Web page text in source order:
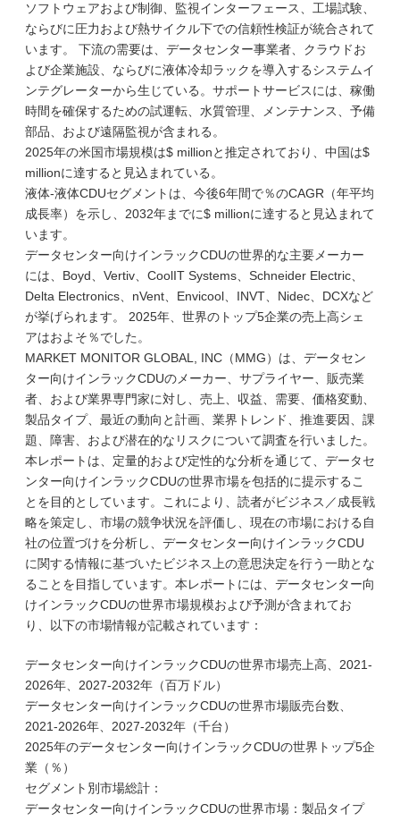
ソフトウェアおよび制御、監視インターフェース、工場試験、
ならびに圧力および熱サイクル下での信頼性検証が統合されて
います。 下流の需要は、データセンター事業者、クラウドお
よび企業施設、ならびに液体冷却ラックを導入するシステムイ
ンテグレーターから生じている。サポートサービスには、稼働
時間を確保するための試運転、水質管理、メンテナンス、予備
部品、および遠隔監視が含まれる。
2025年の米国市場規模は$ millionと推定されており、中国は$
millionに達すると見込まれている。
液体-液体CDUセグメントは、今後6年間で％のCAGR（年平均
成長率）を示し、2032年までに$ millionに達すると見込まれて
います。
データセンター向けインラックCDUの世界的な主要メーカー
には、Boyd、Vertiv、CoolIT Systems、Schneider Electric、
Delta Electronics、nVent、Envicool、INVT、Nidec、DCXなど
が挙げられます。 2025年、世界のトップ5企業の売上高シェ
アはおよそ％でした。
MARKET MONITOR GLOBAL, INC（MMG）は、データセン
ター向けインラックCDUのメーカー、サプライヤー、販売業
者、および業界専門家に対し、売上、収益、需要、価格変動、
製品タイプ、最近の動向と計画、業界トレンド、推進要因、課
題、障害、および潜在的なリスクについて調査を行いました。
本レポートは、定量的および定性的な分析を通じて、データセ
ンター向けインラックCDUの世界市場を包括的に提示するこ
とを目的としています。これにより、読者がビジネス／成長戦
略を策定し、市場の競争状況を評価し、現在の市場における自
社の位置づけを分析し、データセンター向けインラックCDU
に関する情報に基づいたビジネス上の意思決定を行う一助とな
ることを目指しています。本レポートには、データセンター向
けインラックCDUの世界市場規模および予測が含まれてお
り、以下の市場情報が記載されています：
データセンター向けインラックCDUの世界市場売上高、2021-
2026年、2027-2032年（百万ドル）
データセンター向けインラックCDUの世界市場販売台数、
2021-2026年、2027-2032年（千台）
2025年のデータセンター向けインラックCDUの世界トップ5企
業（％）
セグメント別市場総計：
データセンター向けインラックCDUの世界市場：製品タイプ